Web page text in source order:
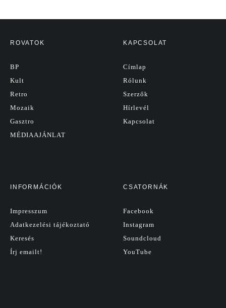
ROVATOK
BP
Kult
Retro
Mozaik
Gasztro
MÉDIAAJÁNLAT
KAPCSOLAT
Címlap
Rólunk
Szerzők
Hírlevél
Kapcsolat
INFORMÁCIÓK
Impresszum
Adatkezelési tájékoztató
Keresés
Írj emailt!
CSATORNÁK
Facebook
Instagram
Soundcloud
YouTube